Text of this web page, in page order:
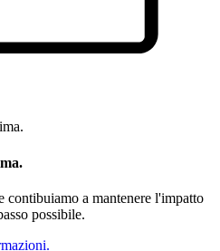
contibuiamo a mantenere l'impatto
possibile.